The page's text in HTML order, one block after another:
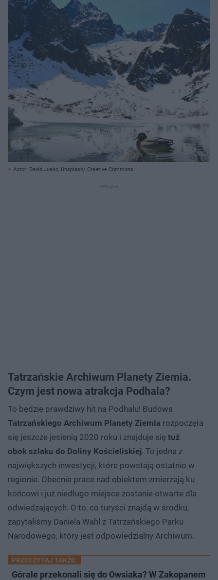
Autor: David Jusko, Unsplash/ Creative Commons
Tatrzańskie Archiwum Planety Ziemia.
Czym jest nowa atrakcja Podhala?
To będzie prawdziwy hit na Podhalu! Budowa
Tatrzańskiego Archiwum Planety Ziemia rozpoczęła
się jeszcze jesienią 2020 roku i znajduje się tuż
obok szlaku do Doliny Kościeliskiej. To jedna z
największych inwestycji, które powstają ostatnio w
regionie. Obecnie prace nad obiektem zmierzają ku
końcowi i już niedługo miejsce zostanie otwarte dla
odwiedzających. O to, co turyści znajdą w środku,
zapytaliśmy Daniela Wahl z Tatrzańskiego Parku
Narodowego, który jest odpowiedzialny Archiwum.
PRZECZYTAJ TAKŻE:
Górale przekonali się do Owsiaka? W Zakopanem